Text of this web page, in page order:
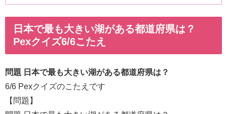
日本で最も大きい湖がある都道府県は？
Pexクイズ6/6こたえ
問題 日本で最も大きい湖がある都道府県は？
6/6 Pexクイズのこたえです
【問題】